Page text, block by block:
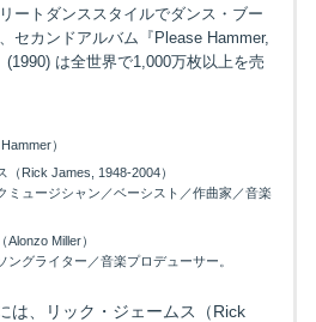
ートダンススタイルでダンス・ブー
セカンドアルバム『Please Hammer,
(1990) は全世界で1,000万枚以上を売
）
（Rick James, 1948-2004）
ミュージシャン／ベーシスト／作曲家／音楽
Miller）
ングライター／音楽プロデューサー。
は、リック・ジェームス（Rick